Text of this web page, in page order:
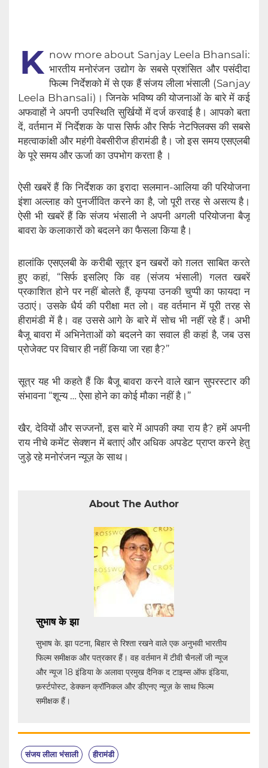
K now more about Sanjay Leela Bhansali:
भारतीय मनोरंजन उद्योग के सबसे प्रशंसित और पसंदीदा
फिल्म निर्देशको में से एक हैं संजय लीला भंसाली (Sanjay
Leela Bhansali)। जिनके भविष्य की योजनाओं के बारे में कई
अफवाहों ने अपनी उपस्थिति सुर्खियों में दर्ज करवाई है‌। आपको बता
दें, वर्तमान में निर्देशक के पास सिर्फ और सिर्फ नेटफ्लिक्स की सबसे
महत्वाकांक्षी और महंगी वेबसीरीज हीरामंडी है। जो इस समय एसएलबी
के पूरे समय और ऊर्जा का उपभोग करता है ।
ऐसी खबरें हैं कि निर्देशक का इरादा सलमान-आलिया की परियोजना
इंशा अल्लाह को पुनर्जीवित करने का है, जो पूरी तरह से असत्य है।
ऐसी भी खबरें हैं कि संजय भंसाली ने अपनी अगली परियोजना बैजू
बावरा के कलाकारों को बदलने का फैसला किया है।
हालांकि एसएलबी के करीबी सूत्र इन खबरों को ग़लत साबित करते
हुए कहां, “सिर्फ इसलिए कि वह (संजय भंसाली) गलत खबरें
प्रकाशित होने पर नहीं बोलते हैं, कृपया उनकी चुप्पी का फायदा न
उठाएं। उसके धैर्य की परीक्षा मत लो। वह वर्तमान में पूरी तरह से
हीरामंडी में है। वह उससे आगे के बारे में सोच भी नहीं रहे हैं। अभी
बैजू बावरा में अभिनेताओं को बदलने का सवाल ही कहां है, जब उस
प्रोजेक्ट पर विचार ही नहीं किया जा रहा है?”
सूत्र यह भी कहते हैं कि बैजू बावरा करने वाले खान सुपरस्टार की
संभावना “शून्य … ऐसा होने का कोई मौका नहीं है।”
खैर, देवियों और सज्जनों, इस बारे में आपकी क्या राय है? हमें अपनी
राय नीचे कमेंट सेक्शन में बताएं और अधिक अपडेट प्राप्त करने हेतु
जुड़े रहे मनोरंजन न्यूज़ के साथ।
About The Author
सुभाष के झा
सुभाष के. झा पटना, बिहार से रिश्ता रखने वाले एक अनुभवी भारतीय
फिल्म समीक्षक और पत्रकार हैं। वह वर्तमान में टीवी चैनलों जी न्यूज
और न्यूज 18 इंडिया के अलावा प्रमुख दैनिक द टाइम्स ऑफ इंडिया,
फ़र्स्टपोस्ट, डेक्कन क्रॉनिकल और डीएनए न्यूज़ के साथ फिल्म
समीक्षक हैं।
संजय लीला भंसाली हीरामंडी